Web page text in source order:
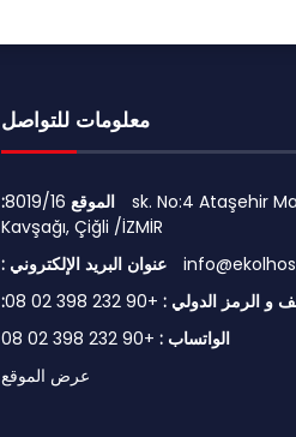
معلومات للتواصل
:الموقع 8019/16 sk. No:4 Ataşehir Mah., Mavişehir - Çiğli
Kavşağı, Çiğli /İZMİR
و الرمز الدولي : +90 232 398 02 08
الواتساب : +90 232 398 02 08
عرض الموقع